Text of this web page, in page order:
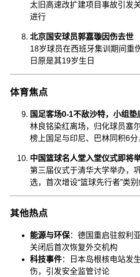
太旧高速改扩建项目事故引发
进行
北京国安球员郭嘉璇因伤去世
18岁球员在西班牙集训期间重
日原是其19岁生日
体育焦点
国足客场0-1不敌沙特，小组垫
林良铭染红离场，归化球员塞
榜上国足与印尼、巴林同积6
中国篮球名人堂入堂仪式即将
第三届仪式于清华大学举办，
选，首次增设“篮球先行者”类
其他热点
能源与环保：德国重启驻叙利
关闭后首次恢复外交机构
科技事件：日本岛根核电站发
伤，引发安全监管讨论